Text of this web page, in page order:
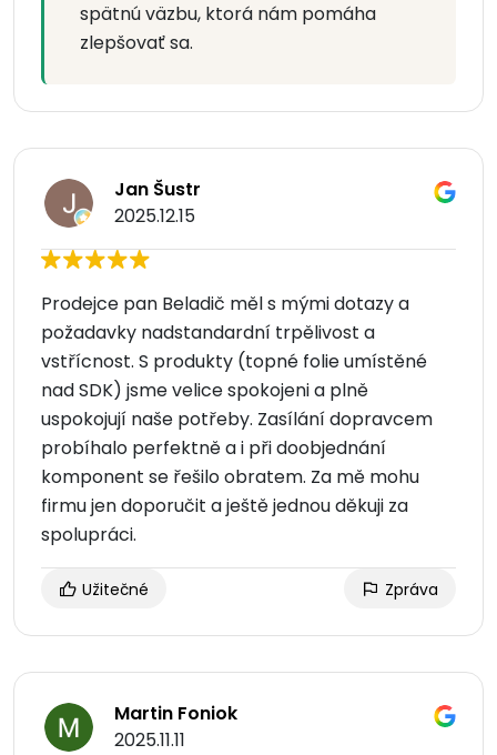
spätnú väzbu, ktorá nám pomáha
zlepšovať sa.
Jan Šustr
2025.12.15
Prodejce pan Beladič měl s mými dotazy a
požadavky nadstandardní trpělivost a
vstřícnost. S produkty (topné folie umístěné
nad SDK) jsme velice spokojeni a plně
uspokojují naše potřeby. Zasílání dopravcem
probíhalo perfektně a i při doobjednání
komponent se řešilo obratem. Za mě mohu
firmu jen doporučit a ještě jednou děkuji za
spolupráci.
Užitečné Zpráva
Martin Foniok
2025.11.11